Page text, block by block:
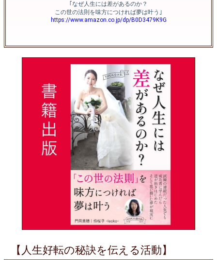
｢なぜ人生には差があるのか？
この世の法則を味方につければ夢は叶う｣
https://www.amazon.co.jp/dp/B0D3479K9G
【人生好転の秘訣を伝える活動】